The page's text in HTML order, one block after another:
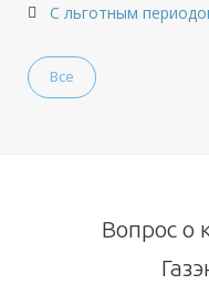
С льготным
Все
Вопрос о